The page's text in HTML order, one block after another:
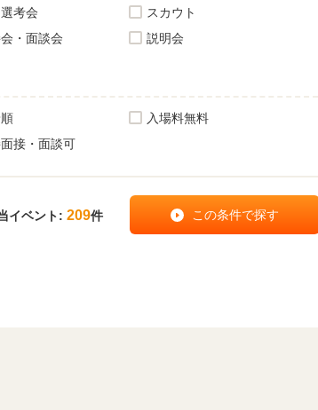
考会
スカウト
・面談会
説明会
入場料無料
接・面談可
イベント: 209件